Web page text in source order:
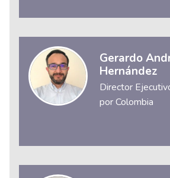
Gerardo
Hernández
Director
por Colombia